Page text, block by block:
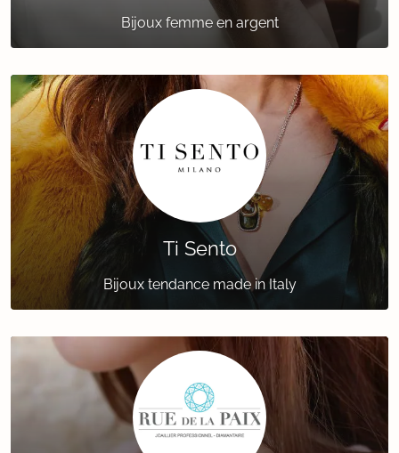
Bijoux femme en argent
Ti Sento
Bijoux tendance made in Italy